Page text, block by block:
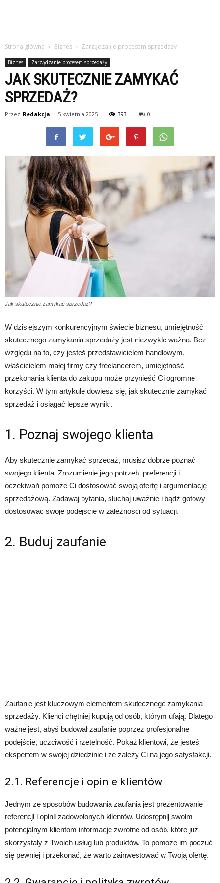
Strona główna Biznes Zarządzanie procesem sprzedaży
Biznes Zarządzanie procesem sprzedaży
JAK SKUTECZNIE ZAMYKAĆ
SPRZEDAŻ?
Przez Redakcja - 5 kwietnia 2025 393 0
Jak skutecznie zamykać sprzedaż?
W dzisiejszym konkurencyjnym świecie biznesu, umiejętność
skutecznego zamykania sprzedaży jest niezwykle ważna. Bez
względu na to, czy jesteś przedstawicielem handlowym,
właścicielem małej firmy czy freelancerem, umiejętność
przekonania klienta do zakupu może przynieść Ci ogromne
korzyści. W tym artykule dowiesz się, jak skutecznie zamykać
sprzedaż i osiągać lepsze wyniki.
1. Poznaj swojego klienta
Aby skutecznie zamykać sprzedaż, musisz dobrze poznać
swojego klienta. Zrozumienie jego potrzeb, preferencji i
oczekiwań pomoże Ci dostosować swoją ofertę i argumentację
sprzedażową. Zadawaj pytania, słuchaj uważnie i bądź gotowy
dostosować swoje podejście w zależności od sytuacji.
2. Buduj zaufanie
Zaufanie jest kluczowym elementem skutecznego zamykania
sprzedaży. Klienci chętniej kupują od osób, którym ufają. Dlatego
ważne jest, abyś budował zaufanie poprzez profesjonalne
podejście, uczciwość i rzetelność. Pokaż klientowi, że jesteś
ekspertem w swojej dziedzinie i że zależy Ci na jego satysfakcji.
2.1. Referencje i opinie klientów
Jednym ze sposobów budowania zaufania jest prezentowanie
referencji i opinii zadowolonych klientów. Udostępnij swoim
potencjalnym klientom informacje zwrotne od osób, które już
skorzystały z Twoich usług lub produktów. To pomoże im poczuć
się pewniej i przekonać, że warto zainwestować w Twoją ofertę.